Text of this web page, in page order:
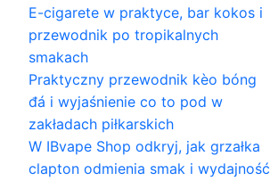
E-cigarete w praktyce, bar kokos i
przewodnik po tropikalnych
smakach
Praktyczny przewodnik kèo bóng
đá i wyjaśnienie co to pod w
zakładach piłkarskich
W IBvape Shop odkryj, jak grzałka
clapton odmienia smak i wydajność